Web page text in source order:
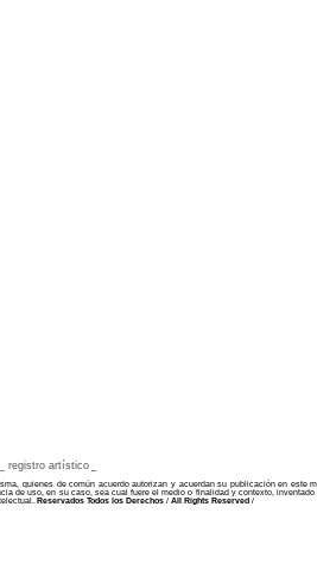
registro artístico_
quienes de común acuerdo autorizan y acuerdan su publicación en
de uso, en su caso, sea cual fuere el medio o finalidad y contexto,
Reservados Todos los Derechos/ All Rights Reserved /